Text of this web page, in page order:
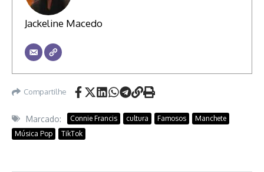
Jackeline Macedo
Compartilhe
Marcado: Connie Francis cultura Famosos
Manchete
Música Pop
TikTok